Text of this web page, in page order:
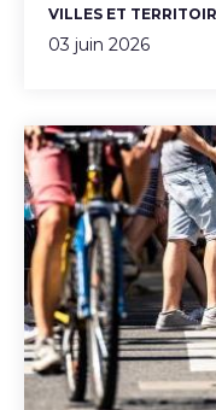
VILLES ET
03 juin 2026